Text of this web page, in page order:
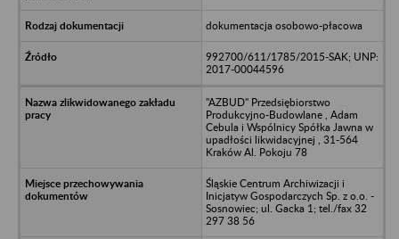
dokumentacja osobowo-płacowa
992700/611/1785/2015-SAK; UNP:
2017-00044596
"AZBUD" Przedsiębiorstwo
Produkcyjno-Budowlane , Adam
Cebula i Wspólnicy Spółka Jawna w
upadłości likwidacyjnej , 31-564
Kraków Al. Pokoju 78
Śląskie Centrum Archiwizacji i
Inicjatyw Gospodarczych Sp. z o.o. -
Sosnowiec; ul. Gacka 1; tel./fax 32
297 38 56